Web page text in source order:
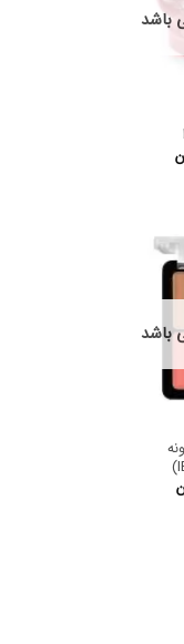
باشد
باشد